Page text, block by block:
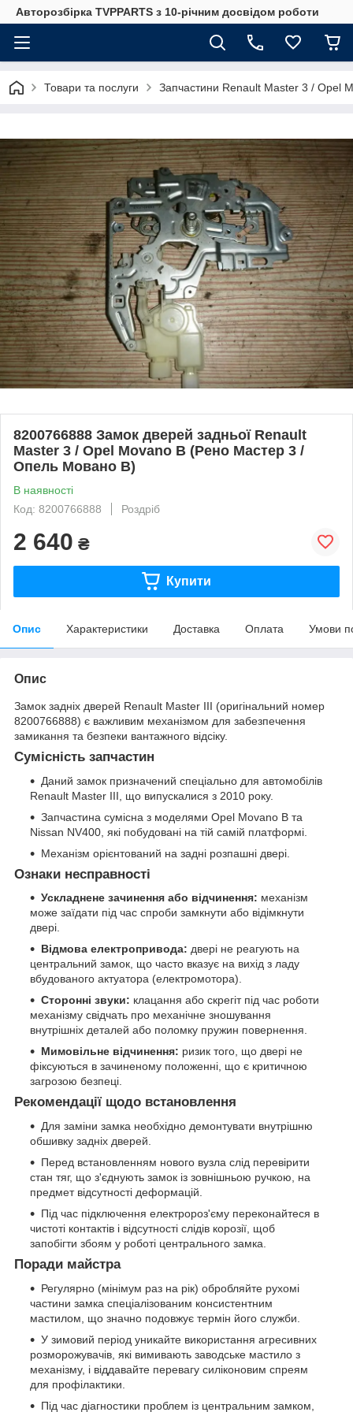
Авторозбірка TVPPARTS з 10-річним досвідом роботи
Товари та послуги Запчастини Renault Master 3 / Opel
8200766888 Замок дверей задньої Renault
Master 3 / Opel Movano B (Рено Мастер 3 /
Опель Мовано B)
В наявності
Код: 8200766888
Роздріб
2 640 ₴
Купити
Опис Характеристики Доставка Оплата Умови
Опис
Замок задніх дверей Renault Master III (оригінальний номер
8200766888) є важливим механізмом для забезпечення
замикання та безпеки вантажного відсіку.
Сумісність запчастин
Даний замок призначений спеціально для автомобілів
Renault Master III, що випускалися з 2010 року.
Запчастина сумісна з моделями Opel Movano B та
Nissan NV400, які побудовані на тій самій платформі.
Механізм орієнтований на задні розпашні двері.
Ознаки несправності
Ускладнене зачинення або відчинення: механізм
може заїдати під час спроби замкнути або відімкнути
двері.
Відмова електропривода: двері не реагують на
центральний замок, що часто вказує на вихід з ладу
вбудованого актуатора (електромотора).
Сторонні звуки: клацання або скрегіт під час роботи
механізму свідчать про механічне зношування
внутрішніх деталей або поломку пружин повернення.
Мимовільне відчинення: ризик того, що двері не
фіксуються в зачиненому положенні, що є критичною
загрозою безпеці.
Рекомендації щодо встановлення
Для заміни замка необхідно демонтувати внутрішню
обшивку задніх дверей.
Перед встановленням нового вузла слід перевірити
стан тяг, що з'єднують замок із зовнішньою ручкою, на
предмет відсутності деформацій.
Під час підключення електророз'єму переконайтеся в
чистоті контактів і відсутності слідів корозії, щоб
запобігти збоям у роботі центрального замка.
Поради майстра
Регулярно (мінімум раз на рік) обробляйте рухомі
частини замка спеціалізованим консистентним
мастилом, що значно подовжує термін його служби.
У зимовий період уникайте використання агресивних
розморожувачів, які вимивають заводське мастило з
механізму, і віддавайте перевагу силіконовим спреям
для профілактики.
Під час діагностики проблем із центральним замком,